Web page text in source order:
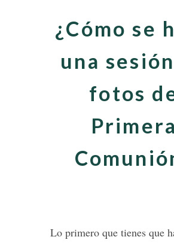
¿Cómo se
una
fotos
Primera
Lo primero que tienes que